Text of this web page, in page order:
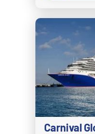
MS Oosterdam
MS Rotterdam
MS Volendam
MS
MS Zaandam
MS
Hurtigruten
Carnival